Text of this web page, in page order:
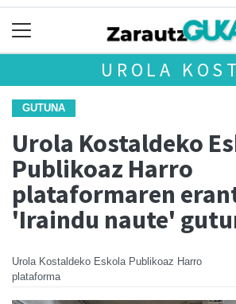
UROLA
GUTUNA
Urola Kostaldeko
Publikoaz Harro
plataformaren
'Iraindu naute'
Urola Kostaldeko Eskola Publikoaz Harro
plataforma